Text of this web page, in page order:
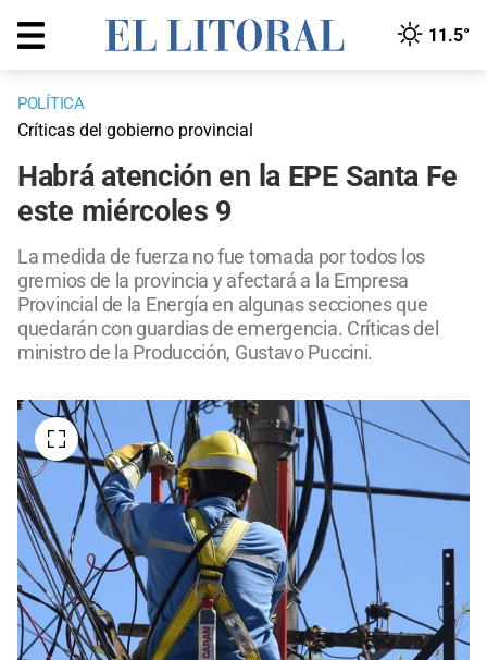
11.5°
POLÍTICA
Críticas del gobierno provincial
Habrá atención en la EPE Santa Fe
este miércoles 9
La medida de fuerza no fue tomada por todos los
gremios de la provincia y afectará a la Empresa
Provincial de la Energía en algunas secciones que
quedarán con guardias de emergencia. Críticas del
ministro de la Producción, Gustavo Puccini.